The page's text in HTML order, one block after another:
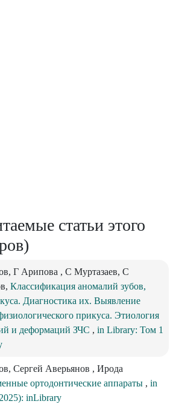
статьи этого
Г Арипова , C Муртазаев, С
Классификация аномалий зубов,
Диагностика их. Выявление
прикуса. Этиология
и деформаций ЗЧС , in Library: Том 1
Сергей Аверьянов , Ирода
ортодонтические аппараты , in
inLibrary